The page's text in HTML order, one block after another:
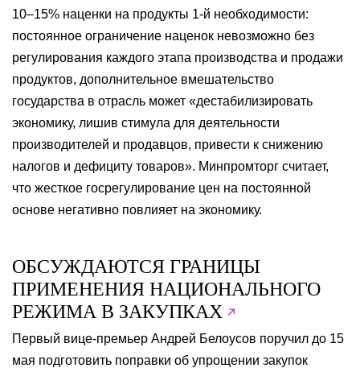
10–15% наценки на продукты 1-й необходимости:
постоянное ограничение наценок невозможно без
регулирования каждого этапа производства и продажи
продуктов, дополнительное вмешательство
государства в отрасль может «дестабилизировать
экономику, лишив стимула для деятельности
производителей и продавцов, привести к снижению
налогов и дефициту товаров». Минпромторг считает,
что жесткое госрегулирование цен на постоянной
основе негативно повлияет на экономику.
ОБСУЖДАЮТСЯ ГРАНИЦЫ
ПРИМЕНЕНИЯ НАЦИОНАЛЬНОГО
РЕЖИМА В ЗАКУПКАХ
Первый вице-премьер Андрей Белоусов поручил до 15
мая подготовить поправки об упрощении закупок